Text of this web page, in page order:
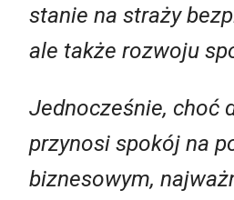
stanie na straży
ale także rozwoju
Jednocześnie, choć
przynosi spokój na
biznesowym,